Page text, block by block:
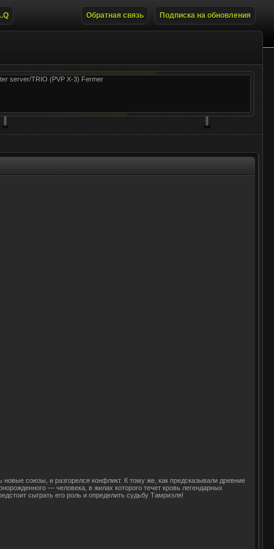
Обратная связь Подписка на обновления
союзы, и разгорелся конфликт. К тому же, как предсказывали древние
— человека, в жилах которого течет кровь легендарных
сыграть его роль и определить судьбу Тамриэля!